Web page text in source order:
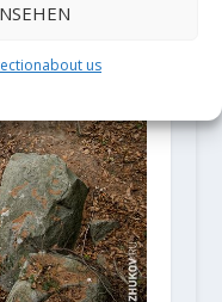
about us